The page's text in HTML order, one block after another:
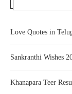
Love Quotes in
Sankranthi Wishes
Khanapara Teer